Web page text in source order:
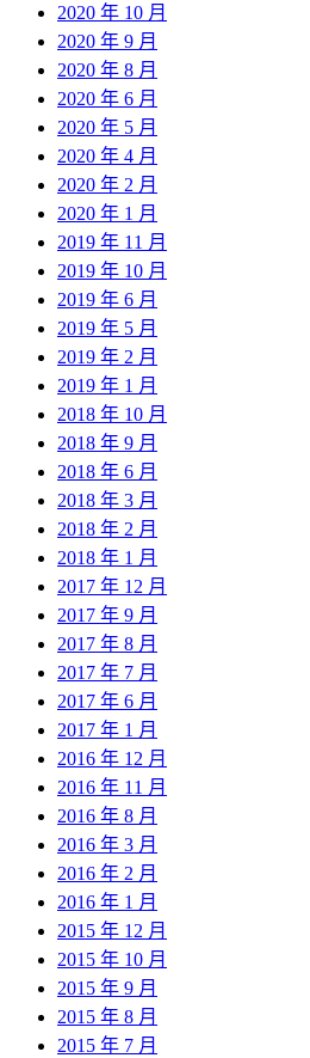
2020 年 10 月
2020 年 9 月
2020 年 8 月
2020 年 6 月
2020 年 5 月
2020 年 4 月
2020 年 2 月
2020 年 1 月
2019 年 11 月
2019 年 10 月
2019 年 6 月
2019 年 5 月
2019 年 2 月
2019 年 1 月
2018 年 10 月
2018 年 9 月
2018 年 6 月
2018 年 3 月
2018 年 2 月
2018 年 1 月
2017 年 12 月
2017 年 9 月
2017 年 8 月
2017 年 7 月
2017 年 6 月
2017 年 1 月
2016 年 12 月
2016 年 11 月
2016 年 8 月
2016 年 3 月
2016 年 2 月
2016 年 1 月
2015 年 12 月
2015 年 10 月
2015 年 9 月
2015 年 8 月
2015 年 7 月